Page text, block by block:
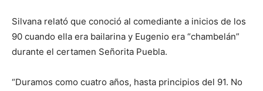
Silvana relató que conoció al comediante a inicios de los
90 cuando ella era bailarina y Eugenio era “chambelán”
durante el certamen Señorita Puebla.
“Duramos como cuatro años, hasta principios del 91. No